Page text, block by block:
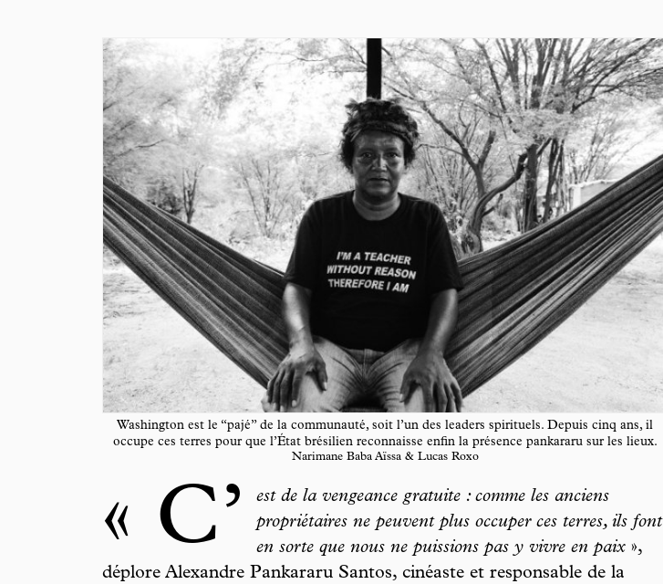
Washington est le “pajé” de la communauté, soit l’un des leaders spirituels. Depuis cinq ans, il
occupe ces terres pour que l’État brésilien reconnaisse enfin la présence pankararu sur les lieux.
Narimane Baba Aïssa & Lucas Roxo
« C’
est de la vengeance gratuite : comme les anciens
propriétaires ne peuvent plus occuper ces terres, ils font
en sorte que nous ne puissions pas y vivre en paix »,
déplore Alexandre Pankararu Santos, cinéaste et responsable de la